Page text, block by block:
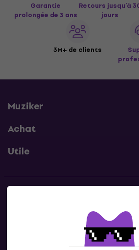
Garantie
prolongée de 3 ans
Retours jusqu’à
jours
3M+ de clients
Muziker
Achat
Utile
Contacte nous